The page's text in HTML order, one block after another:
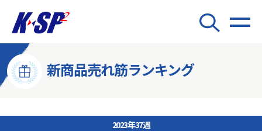
新商品売れ筋ランキング
2023年37週